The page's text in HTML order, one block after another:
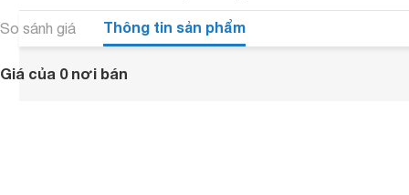
So sánh giá Thông tin sản phẩm
Giá của 0 nơi bán